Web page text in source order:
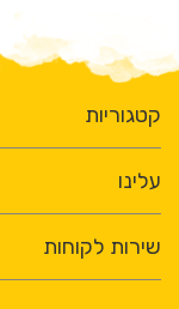
לכל חלק בנפרד.
שיצרו משטחי
שנקראת "דיסקדה".
האש או על קרקע
עיצוב
קטגוריות
עלינו
שירות לקוחות